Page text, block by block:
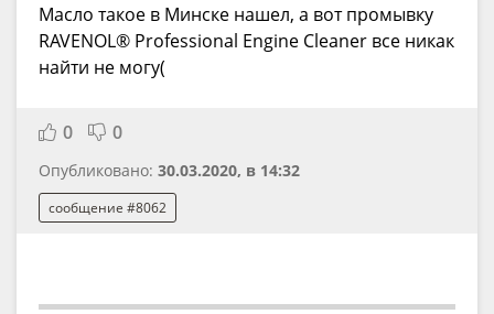
Масло такое в Минске нашел, а вот промывку
RAVENOL® Professional Engine Cleaner все никак
найти не могу(
0 0
Опубликовано: 30.03.2020, в 14:32
сообщение #8062